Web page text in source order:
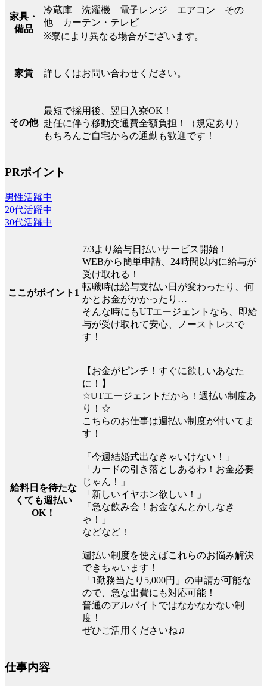
家具・
備品
冷蔵庫 洗濯機 電子レンジ エアコン その
他 カーテン・テレビ
※寮により異なる場合がございます。
家賃 詳しくはお問い合わせください。
その他
最短で採用後、翌日入寮OK！
赴任に伴う移動交通費全額負担！（規定あり）
もちろんご自宅からの通勤も歓迎です！
PRポイント
男性活躍中
20代活躍中
30代活躍中
ここがポイント1
7/3より給与日払いサービス開始！
WEBから簡単申請、24時間以内に給与が
受け取れる！
転職時は給与支払い日が変わったり、何
かとお金がかかったり…
そんな時にもUTエージェントなら、即給
与が受け取れて安心、ノーストレスで
す！
給料日を待たな
くても週払い
OK！
【お金がピンチ！すぐに欲しいあなた
に！】
☆UTエージェントだから！週払い制度あ
り！☆
こちらのお仕事は週払い制度が付いてま
す！
「今週結婚式出なきゃいけない！」
「カードの引き落としあるわ！お金必要
じゃん！」
「新しいイヤホン欲しい！」
「急な飲み会！お金なんとかしなき
ゃ！」
などなど！
週払い制度を使えばこれらのお悩み解決
できちゃいます！
「1勤務当たり5,000円」の申請が可能な
ので、急な出費にも対応可能！
普通のアルバイトではなかなかない制
度！
ぜひご活用くださいね♫
仕事内容